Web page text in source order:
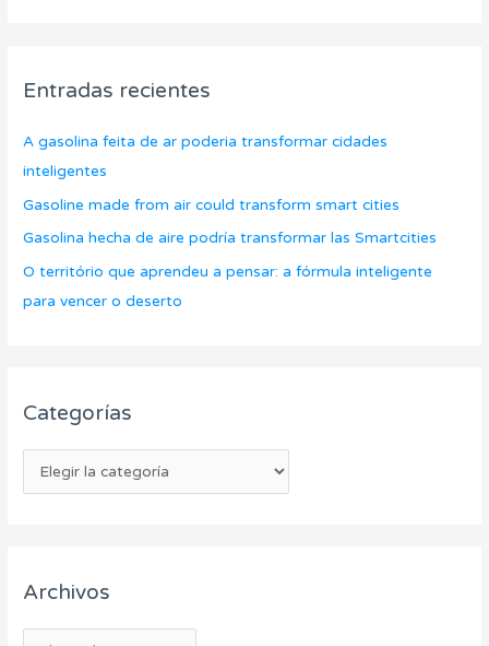
a
p
o
r
:
Entradas recientes
A gasolina feita de ar poderia transformar cidades
inteligentes
Gasoline made from air could transform smart cities
Gasolina hecha de aire podría transformar las Smartcities
O território que aprendeu a pensar: a fórmula inteligente
para vencer o deserto
Categorías
í
a
s
Archivos
s